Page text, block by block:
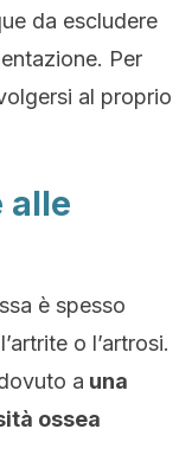
da escludere
Per
al proprio
alle
è spesso
o l’artrosi.
a una
ossea